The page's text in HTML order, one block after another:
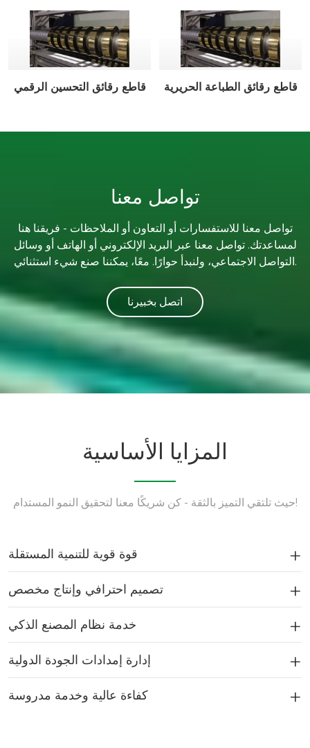
قاطع رقائق التحسين الرقمي قاطع رقائق الطباعة الحريرية
تواصل معنا
تواصل معنا للاستفسارات أو التعاون أو الملاحظات - فريقنا هنا
لمساعدتك. تواصل معنا عبر البريد الإلكتروني أو الهاتف أو وسائل
التواصل الاجتماعي، ولنبدأ حوارًا. معًا، يمكننا صنع شيء استثنائي.
اتصل بخبيرنا
المزايا الأساسية
حيث تلتقي التميز بالثقة - كن شريكًا معنا لتحقيق النمو المستدام!
قوة قوية للتنمية المستقلة
تصميم احترافي وإنتاج مخصص
خدمة نظام المصنع الذكي
إدارة إمدادات الجودة الدولية
كفاءة عالية وخدمة مدروسة